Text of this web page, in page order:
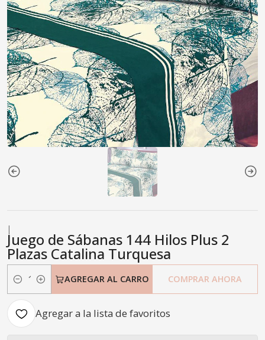
|
Juego de Sábanas 144 Hilos Plus 2
Plazas Catalina Turquesa
Cantidad
AGREGAR AL CARRO COMPRAR AHORA
Agregar a la lista de favoritos